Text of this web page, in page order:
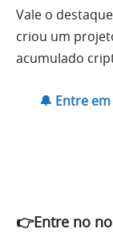
Vale o
criou um
acumulado
🔔 Entre
👉Entre no